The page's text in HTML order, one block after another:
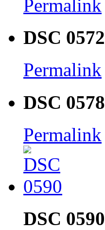
Permalink
DSC 0572
Permalink
DSC 0578
Permalink
DSC 0590